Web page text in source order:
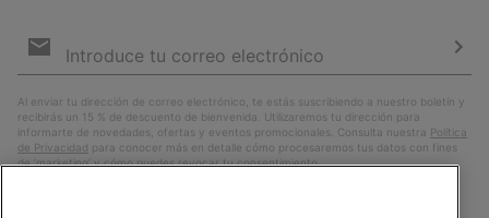
de
Al enviar tu dirección de correo electrónico, te estás suscribiendo a nuestro boletín y
recibirás un 15 % de descuento de bienvenida. Utilizaremos tu dirección para
informarte de novedades, ofertas y eventos promocionales. Consulta nuestra Política
de Privacidad para conocer más en detalle cómo procesaremos tus datos con fines
de ’marketing’ y cómo puedes revocar tu consentimiento.